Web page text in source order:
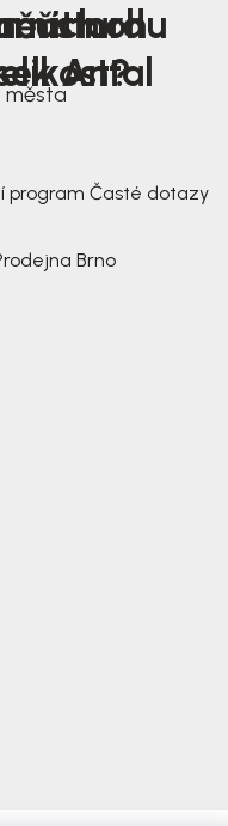
Antal
nohu
města
program Časté dotazy
Brno